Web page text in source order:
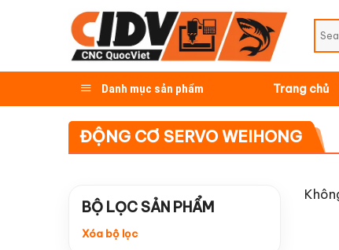
Danh mục sản phẩm Trang chủ
ĐỘNG CƠ SERVO WEIHONG
BỘ LỌC SẢN PHẨM
Xóa bộ lọc